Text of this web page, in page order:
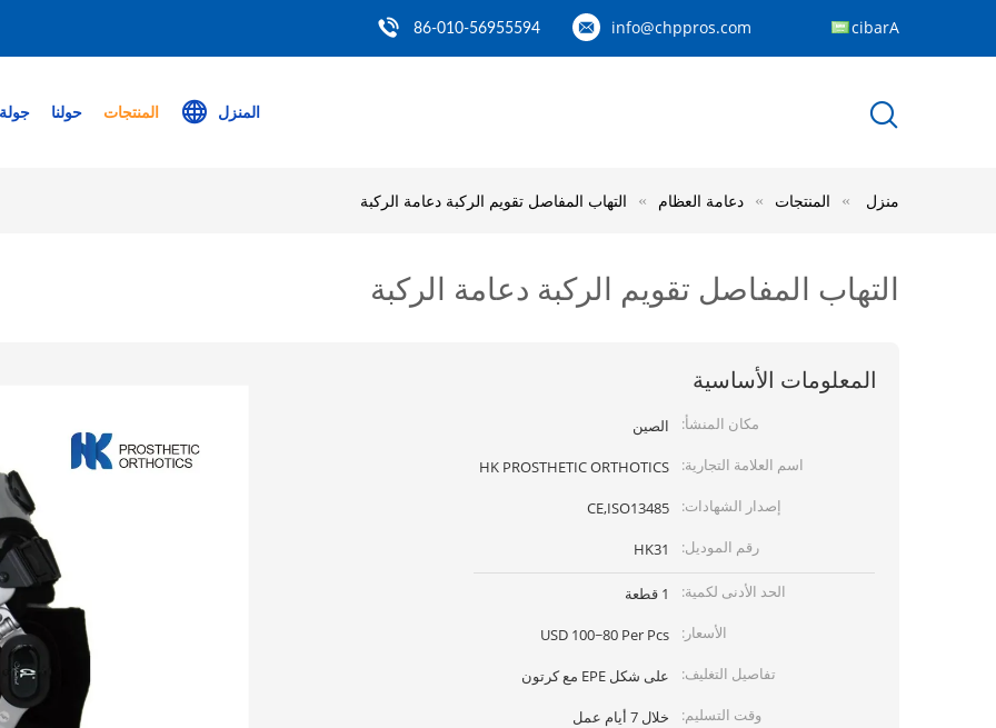
info@chppros.com
86-010-56955594 Arabic
المنزل المنتجات حولنا
منزل المنتجات دعامة العظام التهاب المفاصل تقويم الركبة دعامة الركبة
التهاب المفاصل تقويم الركبة دعامة الركبة
المعلومات الأساسية
مكان المنشأ:
الصين
اسم العلامة التجارية:
HK PROSTHETIC ORTHOTICS
إصدار الشهادات:
CE,ISO13485
رقم الموديل:
HK31
الحد الأدنى لكمية:
1 قطعة
الأسعار:
USD 100~80 Per Pcs
تفاصيل التغليف:
على شكل EPE مع كرتون
وقت التسليم:
خلال 7 أيام عمل